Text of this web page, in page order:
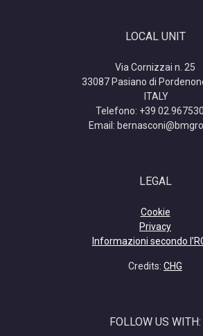
LOCAL UNIT
Via Cornizzai n. 25
33087 Pasiano di
ITALY
Telefono: +39
Email:
LEGAL
Cookie
Privacy
Informazioni secondo
Credits: CHG
FOLLOW US WITH: